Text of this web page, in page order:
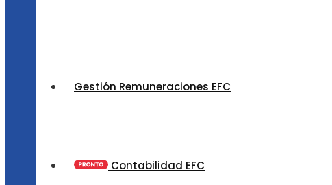
Gestión Remuneraciones EFC
Contabilidad EFC